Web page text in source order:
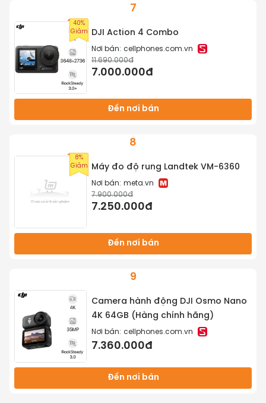
7
40%
Giảm
DJI Action 4 Combo
Nơi bán: cellphones.com.vn
11.690.000đ
7.000.000đ
Đến nơi bán
8
8%
Giảm
Máy đo độ rung Landtek VM-6360
Nơi bán: meta.vn
7.900.000đ
7.250.000đ
Đến nơi bán
9
Camera hành động DJI Osmo Nano
4K 64GB (Hàng chính hãng)
Nơi bán: cellphones.com.vn
7.360.000đ
Đến nơi bán